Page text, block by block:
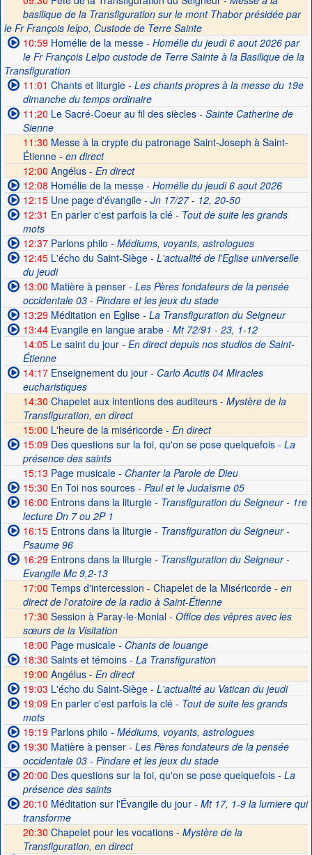
basilique de la Transfiguration sur le mont Thabor présidée par
le Fr François Ielpo, Custode de Terre Sainte
10:59Homélie de la messe- Homélie du jeudi 6 aout 2026 par
le Fr François Lelpo custode de Terre Sainte à la Basilique de la
Transfiguration
11:01 Chants et liturgie- Les chants propres à la messe du 19e
dimanche du temps ordinaire
11:20 Le Sacré-Coeur au fil des siècles- Sainte Catherine de
Sienne
11:30 Messe à la crypte du patronage Saint-Joseph à Saint-
Étienne - en direct
12:00 Angélus - En direct
12:08 Homélie de la messe- Homélie du jeudi 6 aout 2026
12:15Une page d'évangile- Jn 17/27 - 12, 20-50
12:31 En parler c'est parfois la clé- Tout de suite les grands
mots
12:37Parlons philo - Médiums, voyants, astrologues
12:45L'écho du Saint-Siège- L'actualité de l'Eglise universelle
du jeudi
13:00 Matière à penser- Les Pères fondateurs de la pensée
occidentale 03 - Pindare et les jeux du stade
13:29Méditation en Eglise- La Transfiguration du Seigneur
13:44Evangile en langue arabe- Mt 72/91 - 23, 1-12
14:05Le saint du jour- En direct depuis nos studios de Saint-
Étienne
14:17Enseignement du jour- Carlo Acutis 04 Miracles
eucharistiques
14:30 Chapelet aux intentions des auditeurs - Mystère de la
Transfiguration, en direct
15:00 L'heure de la miséricorde - En direct
15:09Des questions sur la foi, qu'on se pose quelquefois- La
présence des saints
15:13 Page musicale- Chanter la Parole de Dieu
15:30 En Toi nos sources- Paul et le Judaïsme 05
16:00 Entrons dans la liturgie- Transfiguration du Seigneur - 1re
lecture Dn 7 ou 2P 1
16:15Entrons dans la liturgie- Transfiguration du Seigneur -
Psaume 96
16:29Entrons dans la liturgie- Transfiguration du Seigneur -
Evangile Mc 9,2-13
17:00 Temps d'intercession - Chapelet de la Miséricorde - en
direct de l'oratoire de la radio à Saint-Étienne
17:30 Session à Paray-le-Monial - Office des vêpres avec les
sœurs de la Visitation
18:00 Page musicale- Chants de louange
18:30 Saints et témoins- La Transfiguration
19:00 Angélus - En direct
19:03 L'écho du Saint-Siège- L'actualité au Vatican du jeudi
19:09En parler c'est parfois la clé- Tout de suite les grands
mots
19:19Parlons philo - Médiums, voyants, astrologues
19:30 Matière à penser- Les Pères fondateurs de la pensée
occidentale 03 - Pindare et les jeux du stade
20:00 Des questions sur la foi, qu'on se pose quelquefois- La
présence des saints
20:10 Méditation sur l'Évangile du jour- Mt 17, 1-9 la lumiere qui
transforme
20:30 Chapelet pour les vocations - Mystère de la
Transfiguration, en direct